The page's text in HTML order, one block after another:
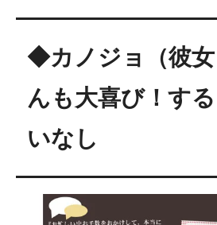
◆カノジョ（彼女
んも大喜び！す
いなし